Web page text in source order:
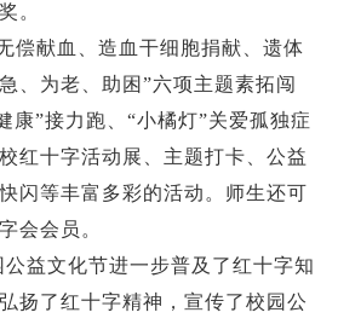
。
偿献血、造血干细胞捐献、遗体
、为老、助困”六项主题素拓闯
康”接力跑、“小橘灯”关爱孤独症
红十字活动展、主题打卡、公益
闪等丰富多彩的活动。师生还可
会会员。
益文化节进一步普及了红十字知
扬了红十字精神，宣传了校园公